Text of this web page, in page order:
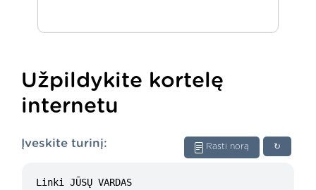
Užpildykite kortelę
internetu
↻
Rasti norą
Įveskite turinį: